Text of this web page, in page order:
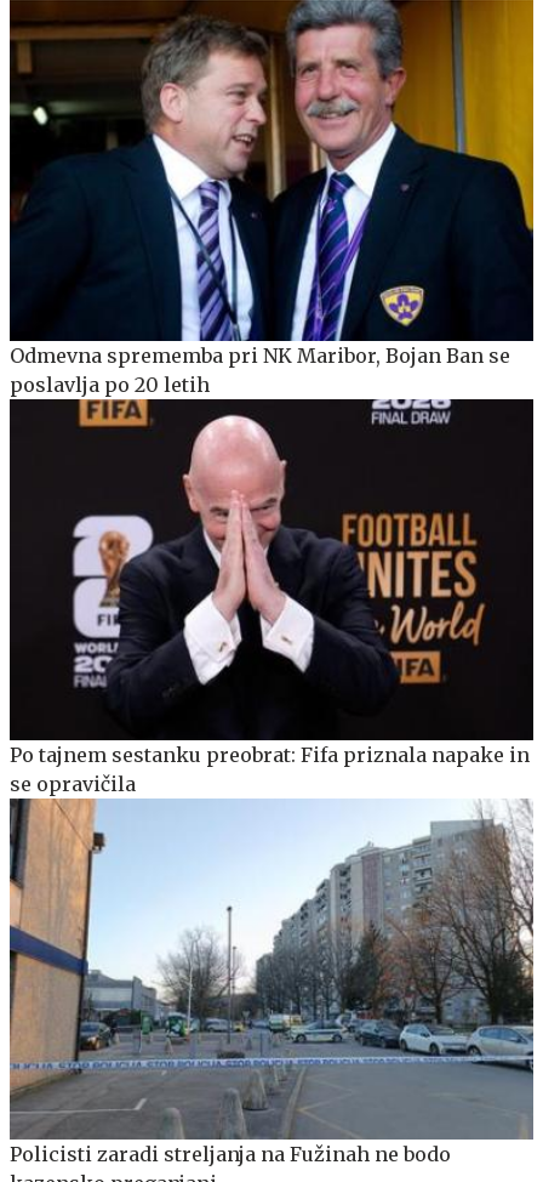
Odmevna sprememba pri NK Maribor, Bojan Ban se
poslavlja po 20 letih
Po tajnem sestanku preobrat: Fifa priznala napake in
se opravičila
Policisti zaradi streljanja na Fužinah ne bodo